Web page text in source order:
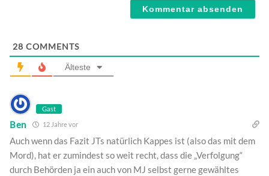
28 COMMENTS
Älteste
Gast
Ben 12 Jahre vor
Auch wenn das Fazit JTs natürlich Kappes ist (also das mit dem
Mord), hat er zumindest so weit recht, dass die „Verfolgung“
durch Behörden ja ein auch von MJ selbst gerne gewähltes